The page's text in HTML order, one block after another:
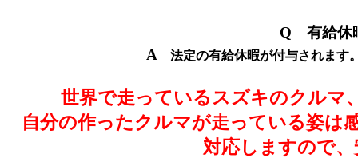
Q 有給休
A 法定の有給休暇が付与されます
世界で走っているスズキのクルマ
自分の作ったクルマが走っている姿は
対応しますので